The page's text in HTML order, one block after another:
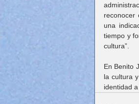
reconocer
una
tiempo y
cultura”.
En Benito
la cultura
identidad